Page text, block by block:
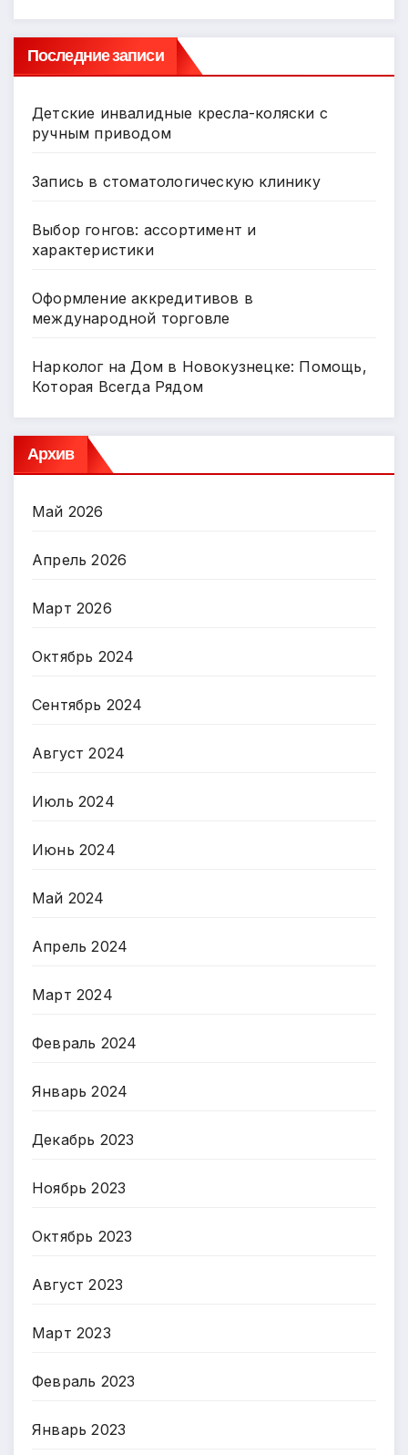
Последние записи
Детские инвалидные кресла-коляски с
ручным приводом
Запись в стоматологическую клинику
Выбор гонгов: ассортимент и
характеристики
Оформление аккредитивов в
международной торговле
Нарколог на Дом в Новокузнецке: Помощь,
Которая Всегда Рядом
Архив
Май 2026
Апрель 2026
Март 2026
Октябрь 2024
Сентябрь 2024
Август 2024
Июль 2024
Июнь 2024
Май 2024
Апрель 2024
Март 2024
Февраль 2024
Январь 2024
Декабрь 2023
Ноябрь 2023
Октябрь 2023
Август 2023
Март 2023
Февраль 2023
Январь 2023